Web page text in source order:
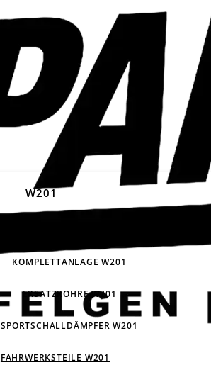
W201
KOMPLETTANLAGE W201
ERSATZROHRE W201
SPORTSCHALLDÄMPFER W201
FAHRWERKSTEILE W201